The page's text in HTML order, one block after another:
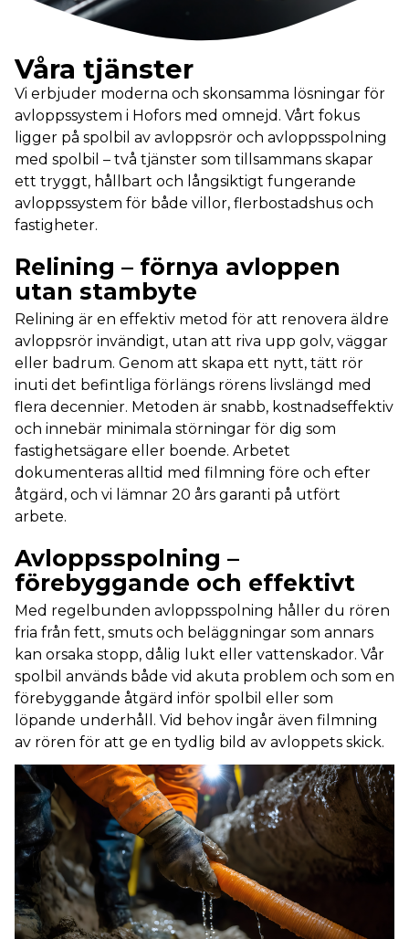
Våra tjänster
Vi erbjuder moderna och skonsamma lösningar för
avloppssystem i Hofors med omnejd. Vårt fokus
ligger på spolbil av avloppsrör och avloppsspolning
med spolbil – två tjänster som tillsammans skapar
ett tryggt, hållbart och långsiktigt fungerande
avloppssystem för både villor, flerbostadshus och
fastigheter.
Relining – förnya avloppen
utan stambyte
Relining är en effektiv metod för att renovera äldre
avloppsrör invändigt, utan att riva upp golv, väggar
eller badrum. Genom att skapa ett nytt, tätt rör
inuti det befintliga förlängs rörens livslängd med
flera decennier. Metoden är snabb, kostnadseffektiv
och innebär minimala störningar för dig som
fastighetsägare eller boende. Arbetet
dokumenteras alltid med filmning före och efter
åtgärd, och vi lämnar 20 års garanti på utfört
arbete.
Avloppsspolning –
förebyggande och effektivt
Med regelbunden avloppsspolning håller du rören
fria från fett, smuts och beläggningar som annars
kan orsaka stopp, dålig lukt eller vattenskador. Vår
spolbil används både vid akuta problem och som en
förebyggande åtgärd inför spolbil eller som
löpande underhåll. Vid behov ingår även filmning
av rören för att ge en tydlig bild av avloppets skick.